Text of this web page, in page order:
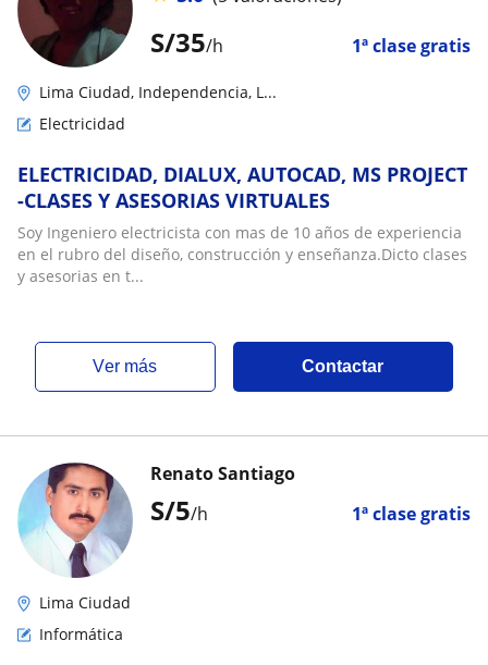
S/35/h 1ª clase gratis
Lima Ciudad, Independencia, L...
Electricidad
ELECTRICIDAD, DIALUX, AUTOCAD, MS PROJECT
-CLASES Y ASESORIAS VIRTUALES
Soy Ingeniero electricista con mas de 10 años de experiencia
en el rubro del diseño, construcción y enseñanza.Dicto clases
y asesorias en t...
ver más Contactar
S/5/h 1ª clase gratis
Renato Santiago
Lima Ciudad
Informática